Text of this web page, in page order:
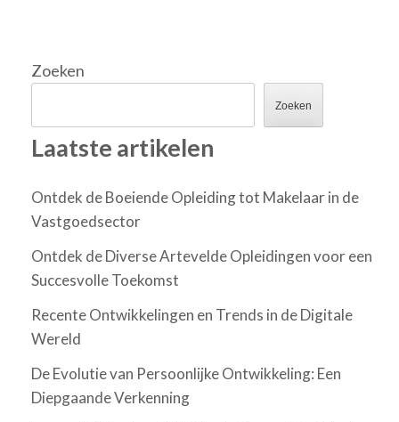
Zoeken
Zoeken
Laatste artikelen
Ontdek de Boeiende Opleiding tot Makelaar in de
Vastgoedsector
Ontdek de Diverse Artevelde Opleidingen voor een
Succesvolle Toekomst
Recente Ontwikkelingen en Trends in de Digitale
Wereld
De Evolutie van Persoonlijke Ontwikkeling: Een
Diepgaande Verkenning